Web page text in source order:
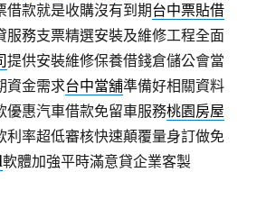
借款就是收購沒有到期台中票貼借
服務支票精選安裝及維修工程全面
提供安裝維修保養借錢倉儲公會當
資金需求台中當舖準備好相關資料
優惠汽車借款免留車服務桃園房屋
利率超低審核快速顛覆量身訂做免
軟體加強平時滿意貸企業客製